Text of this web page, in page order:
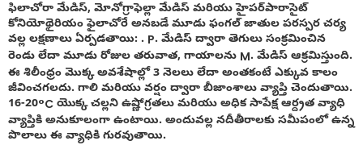
ఫిలాచోరా మేడిస్, మోనోగ్రాఫెల్లా మేడిస్ మరియు హైపర్‌పారాసైట్
కోనియోథైరియం ఫైలాచోరే అనబడే మూడు ఫంగల్ జాతుల పరస్పర చర్య
వల్ల లక్షణాలు ఏర్పడతాయి: . P. మేడిస్ ద్వారా తెగులు సంక్రమించిన
రెండు లేదా మూడు రోజుల తరువాత, గాయాలను M. మేడిస్ ఆక్రమిస్తుంది.
ఈ శిలీంధ్రం మొక్క అవశేషాల్లో 3 నెలలు లేదా అంతకంటే ఎక్కువ కాలం
జీవించగలదు. గాలి మరియు వర్షం ద్వారా బీజాంశాలు వ్యాప్తి చెందుతాయి.
16-20°C యొక్క చల్లని ఉష్ణోగ్రతలు మరియు అధిక సాపేక్ష ఆర్ద్రత వ్యాధి
వ్యాప్తికి అనుకూలంగా ఉంటాయి. అందువల్ల నదీతీరాలకు సమీపంలో ఉన్న
పొలాలు ఈ వ్యాధికి గురవుతాయి.